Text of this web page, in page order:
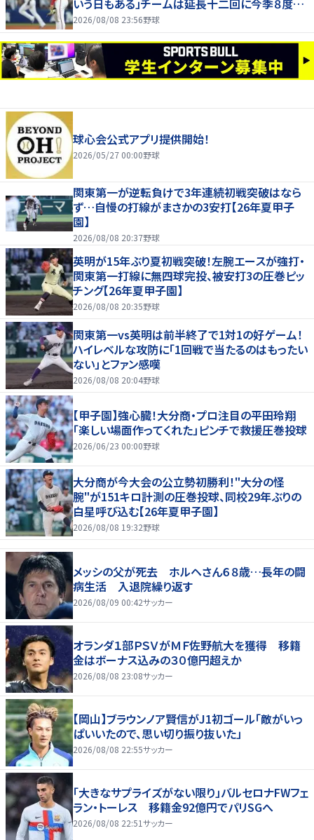
いう日もある」チームは延長十二回に今季８度目
サヨナラ負け
2026/08/08 23:56野球
球心会公式アプリ提供開始！
2026/05/27 00:00野球
関東第一が逆転負けで3年連続初戦突破はなら
ず…自慢の打線がまさかの3安打【26年夏甲子
園】
2026/08/08 20:37野球
英明が15年ぶり夏初戦突破！左腕エースが強打・
関東第一打線に無四球完投、被安打3の圧巻ピッ
チング【26年夏甲子園】
2026/08/08 20:35野球
関東第一vs英明は前半終了で1対1の好ゲーム！
ハイレベルな攻防に「1回戦で当たるのはもったい
ない」とファン感嘆
2026/08/08 20:04野球
【甲子園】強心臓！大分商・プロ注目の平田玲翔
「楽しい場面作ってくれた」ピンチで救援圧巻投球
2026/06/23 00:00野球
大分商が今大会の公立勢初勝利！"大分の怪
腕"が151キロ計測の圧巻投球、同校29年ぶりの
白星呼び込む【26年夏甲子園】
2026/08/08 19:32野球
メッシの父が死去 ホルヘさん６８歳…長年の闘
病生活 入退院繰り返す
2026/08/09 00:42サッカー
オランダ１部ＰＳＶがＭＦ佐野航大を獲得 移籍
金はボーナス込みの３０億円超えか
2026/08/08 23:08サッカー
【岡山】ブラウンノア賢信がJ1初ゴール「敵がいっ
ぱいいたので、思い切り振り抜いた」
2026/08/08 22:55サッカー
「大きなサプライズがない限り」バルセロナFWフェ
ラン・トーレス 移籍金92億円でパリSGへ
2026/08/08 22:51サッカー